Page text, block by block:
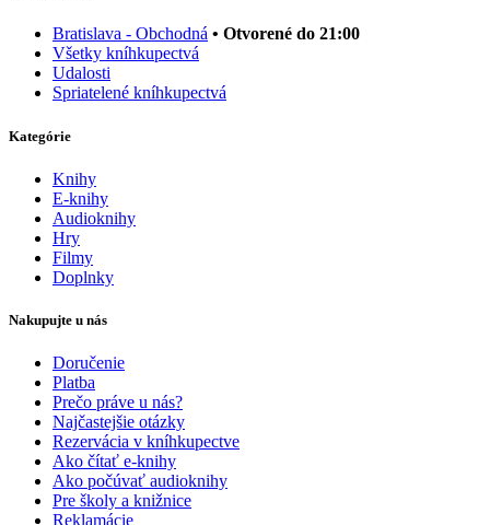
Bratislava - Obchodná • Otvorené do 21:00
Všetky kníhkupectvá
Udalosti
Spriatelené kníhkupectvá
Kategórie
Knihy
E-knihy
Audioknihy
Hry
Filmy
Doplnky
Nakupujte u nás
Doručenie
Platba
Prečo práve u nás?
Najčastejšie otázky
Rezervácia v kníhkupectve
Ako čítať e-knihy
Ako počúvať audioknihy
Pre školy a knižnice
Reklamácie